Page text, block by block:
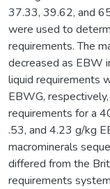
37.33, 39.62, and
were used to
requirements. The
decreased as EBW
liquid requirements
EBWG,
requirements for a
.53, and 4.23 g/kg
macrominerals
differed from the
requirements